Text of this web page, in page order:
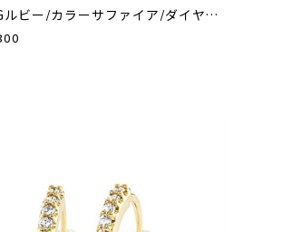
K18PGルビー/カラーサファイア/ダイヤモンドピアス